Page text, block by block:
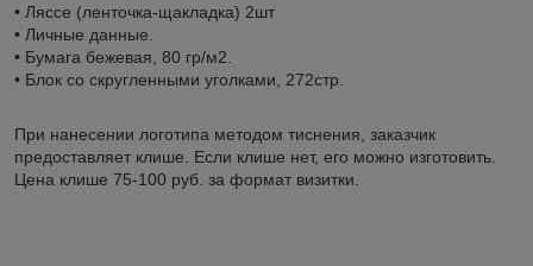
• Ляссе (ленточка-щакладка) 2шт
• Личные данные.
• Бумага бежевая, 80 гр/м2.
• Блок со скругленными уголками, 272стр.
При нанесении логотипа методом тиснения, заказчик
предоставляет клише. Если клише нет, его можно изготовить.
Цена клише 75-100 руб. за формат визитки.